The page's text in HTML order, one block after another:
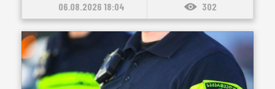
06.08.2026 18:04 302